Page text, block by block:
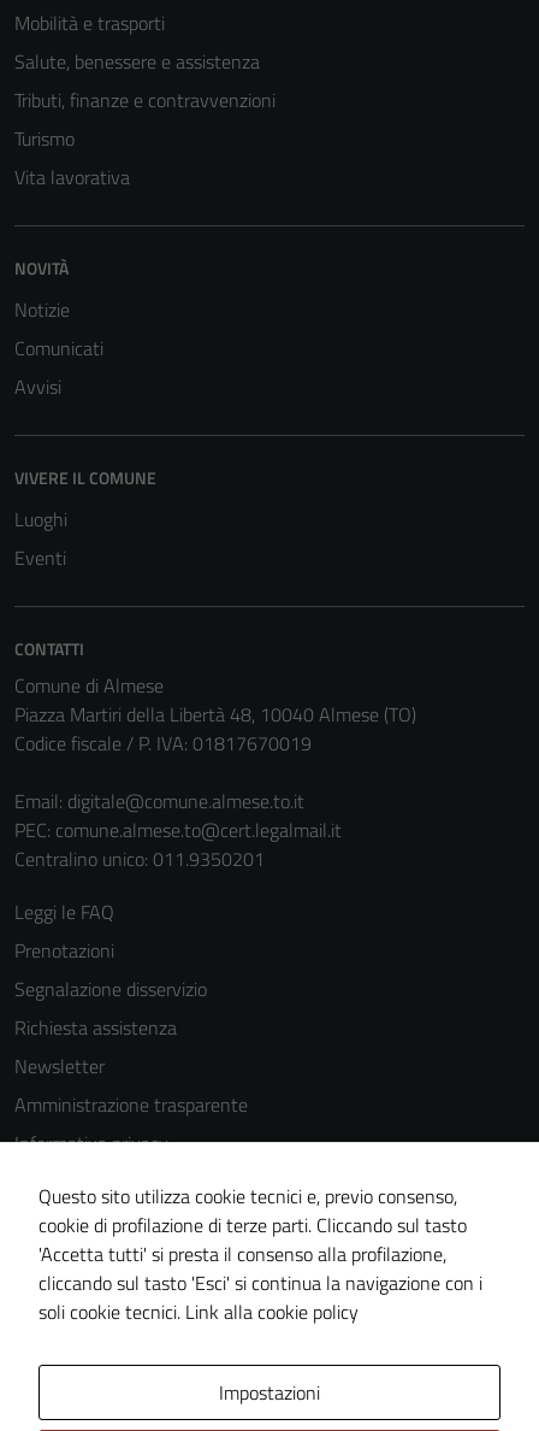
Mobilità e trasporti
Salute, benessere e assistenza
Tributi, finanze e contravvenzioni
Turismo
Vita lavorativa
NOVITÀ
Notizie
Comunicati
Avvisi
VIVERE IL COMUNE
Luoghi
Eventi
CONTATTI
Comune di Almese
Piazza Martiri della Libertà 48, 10040 Almese (TO)
Codice fiscale / P. IVA: 01817670019
Email: digitale@comune.almese.to.it
PEC: comune.almese.to@cert.legalmail.it
Centralino unico: 011.9350201
Leggi le FAQ
Prenotazioni
Segnalazione disservizio
Richiesta assistenza
Newsletter
Amministrazione trasparente
Informativa privacy
Cookie Policy
Note legali
Dichiarazione di accessibilità
Piano di miglioramento del sito
Questo sito utilizza cookie tecnici e, previo consenso,
cookie di profilazione di terze parti. Cliccando sul tasto
'Accetta tutti' si presta il consenso alla profilazione,
cliccando sul tasto 'Esci' si continua la navigazione con i
soli cookie tecnici. Link alla cookie policy
Impostazioni
Tecnici
Questi cookie
funzionamento